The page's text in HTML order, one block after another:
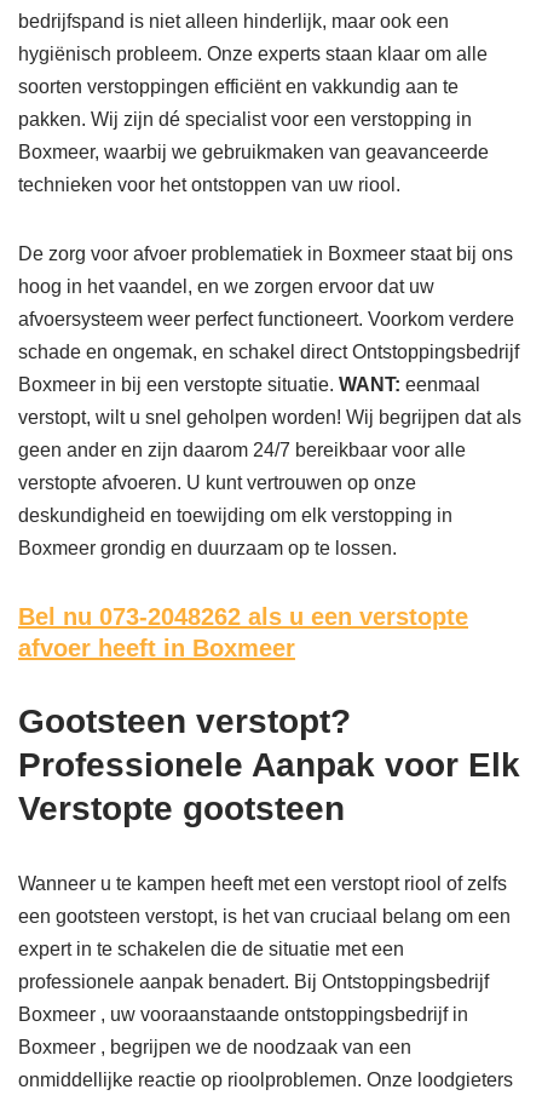
bedrijfspand is niet alleen hinderlijk, maar ook een
hygiënisch probleem. Onze experts staan klaar om alle
soorten verstoppingen efficiënt en vakkundig aan te
pakken. Wij zijn dé specialist voor een verstopping in
Boxmeer, waarbij we gebruikmaken van geavanceerde
technieken voor het ontstoppen van uw riool.
De zorg voor afvoer problematiek in Boxmeer staat bij ons
hoog in het vaandel, en we zorgen ervoor dat uw
afvoersysteem weer perfect functioneert. Voorkom verdere
schade en ongemak, en schakel direct Ontstoppingsbedrijf
Boxmeer in bij een verstopte situatie. WANT: eenmaal
verstopt, wilt u snel geholpen worden! Wij begrijpen dat als
geen ander en zijn daarom 24/7 bereikbaar voor alle
verstopte afvoeren. U kunt vertrouwen op onze
deskundigheid en toewijding om elk verstopping in
Boxmeer grondig en duurzaam op te lossen.
Bel nu 073-2048262 als u een verstopte
afvoer heeft in Boxmeer
Gootsteen verstopt?
Professionele Aanpak voor Elk
Verstopte gootsteen
Wanneer u te kampen heeft met een verstopt riool of zelfs
een gootsteen verstopt, is het van cruciaal belang om een
expert in te schakelen die de situatie met een
professionele aanpak benadert. Bij Ontstoppingsbedrijf
Boxmeer , uw vooraanstaande ontstoppingsbedrijf in
Boxmeer , begrijpen we de noodzaak van een
onmiddellijke reactie op rioolproblemen. Onze loodgieters